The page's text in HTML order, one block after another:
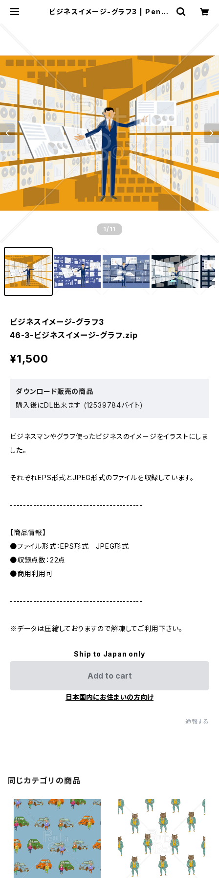
ビジネスイメージ-グラフ3 | Penta
1 /11
ビジネスイメージ-グラフ3
46-3-ビジネスイメージ-グラフ.zip
¥1,500
ダウンロード販売の商品
購入後にDL出来ます (12539784バイト)
ビジネスマンやグラフ使ったビジネスのイメージをイラストにしま
した。
それぞれEPS形式とJPEG形式のファイルを収録しています。
----------------------------------------
【商品情報】
●ファイル形式：EPS形式 JPEG形式
●収録点数：22点
●商用利用可
----------------------------------------
※データは圧縮しておりますので解凍してご利用下さい。
Ship to Japan only
Add to cart
日本国内にお住まいの方向け
通報する
同じカテゴリの商品